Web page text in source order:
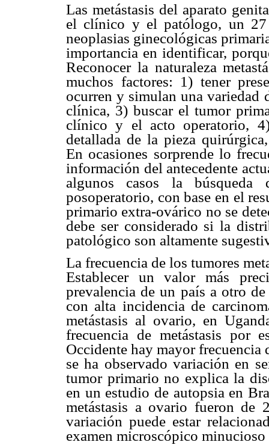
Las metástasis del aparato
el clínico y el patólogo, un 27
neoplasias ginecológicas
importancia en identificar,
Reconocer la naturaleza
muchos factores: 1) tener
ocurren y simulan una variedad
clínica, 3) buscar el tumor
clínico y el acto operatorio,
detallada de la pieza
En ocasiones sorprende lo
información del antecedente
algunos casos la
posoperatorio, con base en el
primario extra-ovárico no se
debe ser considerado si la
patológico son altamente
La frecuencia de los tumores
Establecer un valor más
prevalencia de un país a otro
con alta incidencia de
metástasis al ovario, en
frecuencia de metástasis
Occidente hay mayor
se ha observado variación en
tumor primario no explica la
en un estudio de autopsia en
metástasis a ovario fueron de
variación puede estar
examen microscópico minucioso